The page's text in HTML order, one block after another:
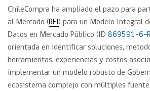
ChileCompra ha ampliado el pazo para
al Mercado (RFI ) para un Modelo Integral
Datos en Mercado Público (ID 869591-6-
orientada en identificar soluciones,
herramientas, experiencias y costos
implementar un modelo robusto de
ecosistema complejo con múltiples